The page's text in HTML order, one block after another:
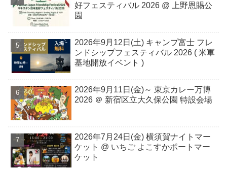
好フェスティバル 2026 @ 上野恩賜公
園
2026年9月12日(土) キャンプ富士 フレ
ンドシップフェスティバル 2026 ( 米軍
基地開放イベント )
2026年9月11日(金)～ 東京カレー万博
2026 ＠ 新宿区立大久保公園 特設会場
2026年7月24日(金) 横須賀ナイトマー
ケット @ いちご よこすかポートマー
ケット